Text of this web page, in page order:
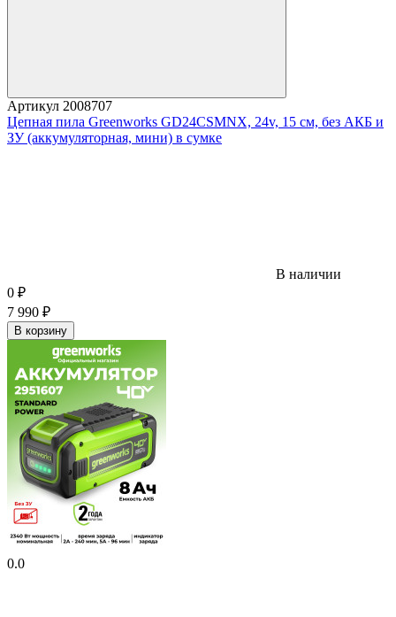
Артикул 2008707
Цепная пила Greenworks GD24CSMNX, 24v, 15 см, без АКБ и
ЗУ (аккумуляторная, мини) в сумке
В наличии
0 ₽
7 990 ₽
В корзину
0.0